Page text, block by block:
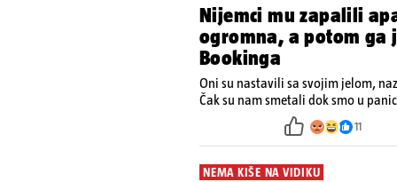
Nijemci mu zapalili
ogromna, a potom ga
Bookinga
Oni su nastavili sa svojim jelom,
Čak su nam smetali dok smo u
ugasiti požar, rekao je vlasnik
11
NEMA KIŠE NA VIDIKU